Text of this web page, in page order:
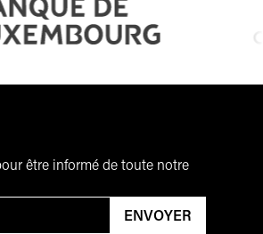
être informé de toute notre
ENVOYER